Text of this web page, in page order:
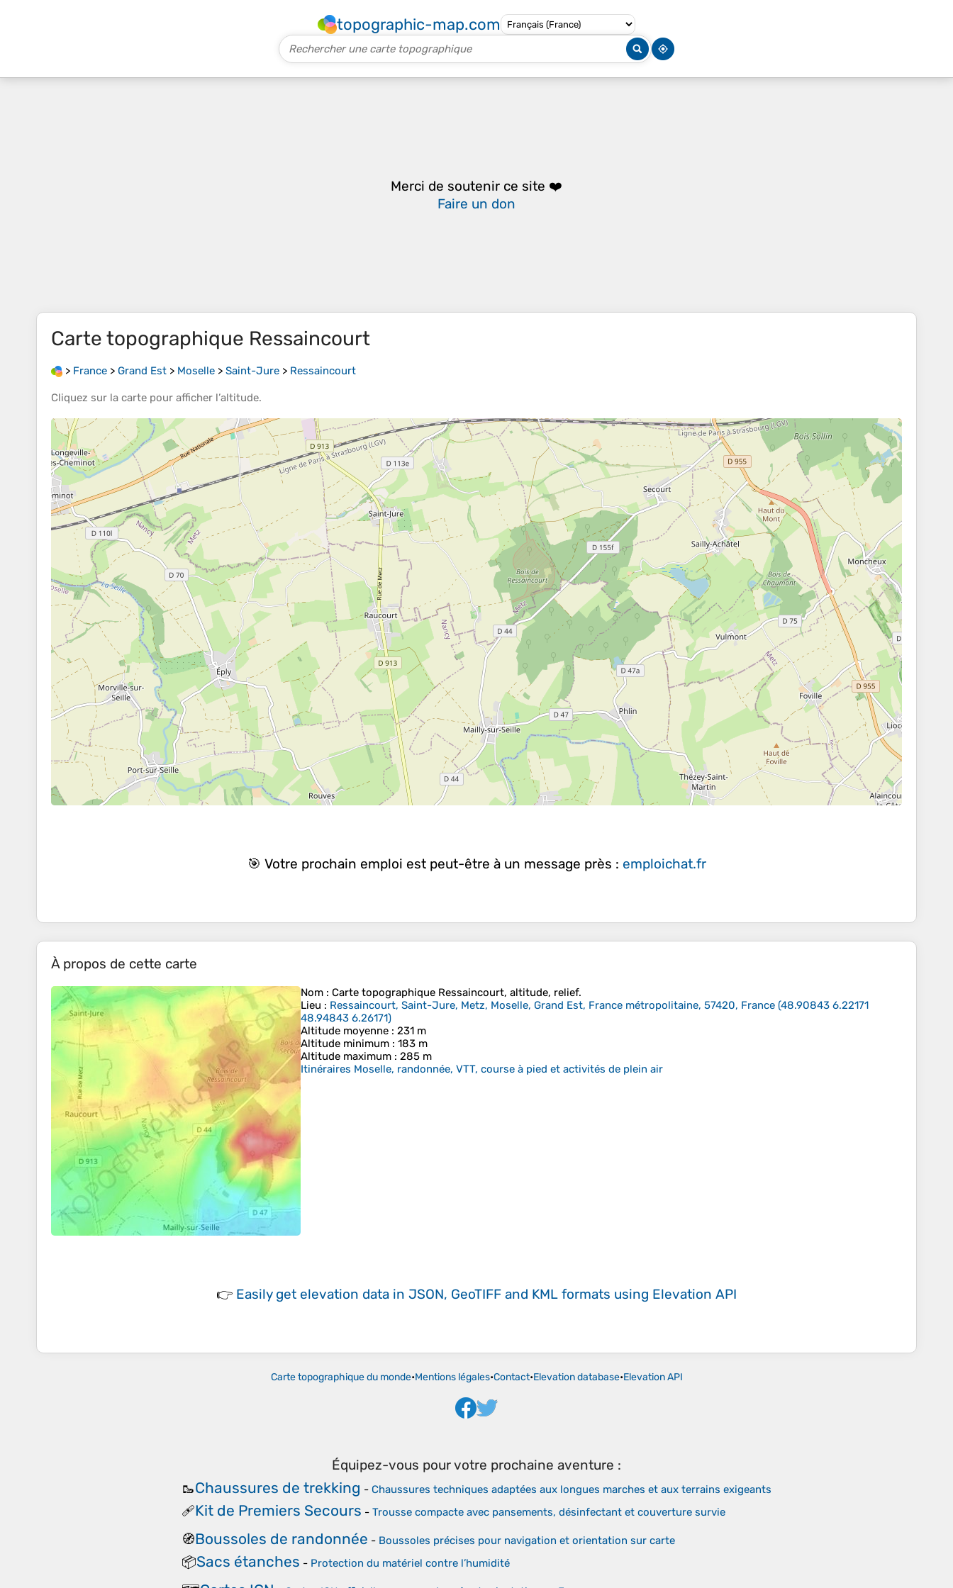
topographic-map.com
Merci de soutenir ce site ❤️
Faire un don
Carte topographique Ressaincourt
> France > Grand Est > Moselle > Saint-Jure > Ressaincourt
Cliquez sur la carte pour afficher l’altitude.
🎯 Votre prochain emploi est peut-être à un message près : emploichat.fr
À propos de cette carte
Nom : Carte topographique Ressaincourt, altitude, relief.
Lieu : Ressaincourt, Saint-Jure, Metz, Moselle, Grand Est, France métropolitaine, 57420, France (48.90843 6.22171
48.94843 6.26171)
Altitude moyenne : 231 m
Altitude minimum : 183 m
Altitude maximum : 285 m
Itinéraires Moselle, randonnée, VTT, course à pied et activités de plein air
👉 Easily get elevation data in JSON, GeoTIFF and KML formats using Elevation API
Carte topographique du monde•Mentions légales•Contact•Elevation database•Elevation API
Équipez-vous pour votre prochaine aventure :
🥾Chaussures de trekking - Chaussures techniques adaptées aux longues marches et aux terrains exigeants
🩹Kit de Premiers Secours - Trousse compacte avec pansements, désinfectant et couverture survie
🧭Boussoles de randonnée - Boussoles précises pour navigation et orientation sur carte
📦Sacs étanches - Protection du matériel contre l’humidité